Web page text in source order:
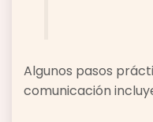
Algunos pasos
comunicación